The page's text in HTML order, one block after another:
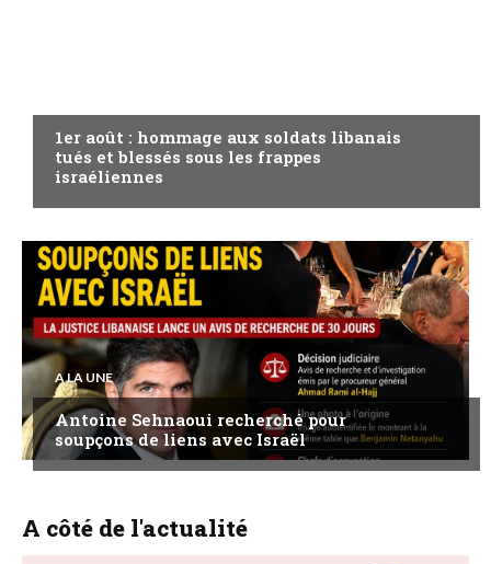
1er août : hommage aux soldats libanais
tués et blessés sous les frappes
israéliennes
A LA UNE
Antoine Sehnaoui recherché pour
soupçons de liens avec Israël
A côté de l'actualité